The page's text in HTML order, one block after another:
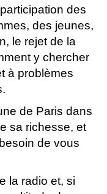
des
des jeunes,
le rejet de la
y chercher
à problèmes
de Paris dans
sa richesse, et
de vous
la radio et, si